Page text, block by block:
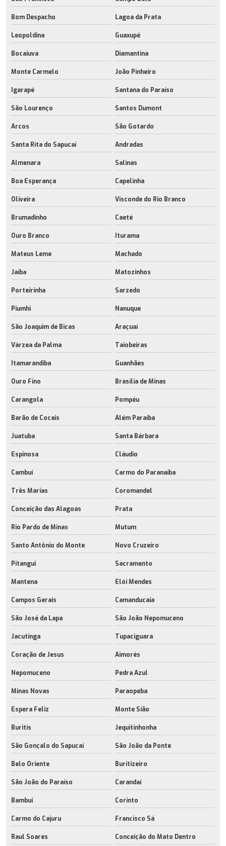
Bom Despacho Lagoa da Prata
Leopoldina Guaxupé
Bocaiuva Diamantina
Monte Carmelo João Pinheiro
Igarapé Santana do Paraíso
São Lourenço Santos Dumont
Arcos São Gotardo
Santa Rita do Sapucaí Andradas
Almenara Salinas
Boa Esperança Capelinha
Oliveira Visconde do Rio Branco
Brumadinho Caeté
Ouro Branco Iturama
Mateus Leme Machado
Jaíba Matozinhos
Porteirinha Sarzedo
Piumhi Nanuque
São Joaquim de Bicas Araçuaí
Várzea da Palma Taiobeiras
Itamarandiba Guanhães
Ouro Fino Brasília de Minas
Carangola Pompéu
Barão de Cocais Além Paraíba
Juatuba Santa Bárbara
Espinosa Cláudio
Cambuí Carmo do Paranaíba
Três Marias Coromandel
Conceição das Alagoas Prata
Rio Pardo de Minas Mutum
Santo Antônio do Monte Novo Cruzeiro
Pitangui Sacramento
Mantena Elói Mendes
Campos Gerais Camanducaia
São José da Lapa São João Nepomuceno
Jacutinga Tupaciguara
Coração de Jesus Aimorés
Nepomuceno Pedra Azul
Minas Novas Paraopeba
Espera Feliz Monte Sião
Buritis Jequitinhonha
São Gonçalo do Sapucaí São João da Ponte
Belo Oriente Buritizeiro
São João do Paraíso Carandaí
Bambuí Corinto
Carmo do Cajuru Francisco Sá
Raul Soares Conceição do Mato Dentro